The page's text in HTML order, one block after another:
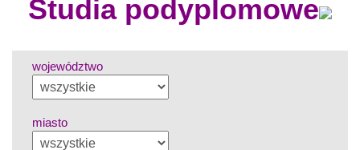
Studia podyplomowe
województwo
miasto